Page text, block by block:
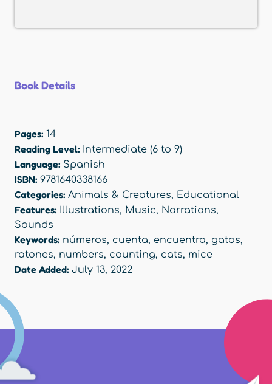
Book Details
Pages: 14
Reading Level: Intermediate (6 to 9)
Language: Spanish
ISBN: 9781640338166
Categories: Animals & Creatures, Educational
Features: Illustrations, Music, Narrations,
Sounds
Keywords: números, cuenta, encuentra, gatos,
ratones, numbers, counting, cats, mice
Date Added: July 13, 2022